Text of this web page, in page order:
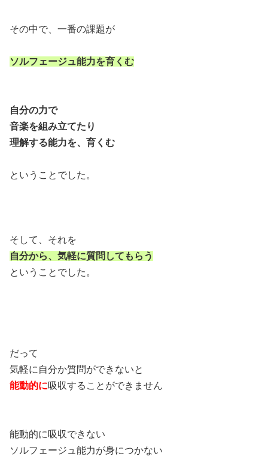
その中で、一番の課題が
ソルフェージュ能力を育くむ
自分の力で
音楽を組み立てたり
理解する能力を、育くむ
ということでした。
そして、それを
自分から、気軽に質問してもらう
ということでした。
だって
気軽に自分か質問ができないと
能動的に吸収することができません
能動的に吸収できない
ソルフェージュ能力が身につかない